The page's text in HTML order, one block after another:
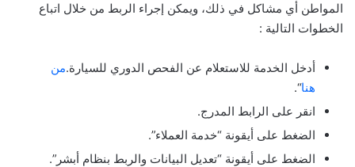
المواطن أي مشاكل في ذلك، ويمكن إجراء الربط من خلال اتباع
الخطوات التالية :
أدخل الخدمة للاستعلام عن الفحص الدوري للسيارة.من
هنا“.
انقر على الرابط المدرج.
الضغط على أيقونة “خدمة العملاء”.
الضغط على أيقونة “تعديل البيانات والربط بنظام أبشر”.